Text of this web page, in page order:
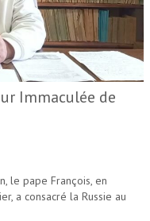
Immaculée de
le pape François, en
a consacré la Russie au